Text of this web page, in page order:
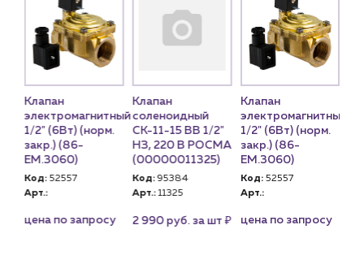
Клапан
электромагнитный
1/2" (6Вт) (норм.
закр.) (86-
EM.3060)
Код: 52557
Арт.:
цена по запросу
Клапан
соленоидный
СК-11-15 ВВ 1/2"
НЗ, 220 В РОСМА
(00000011325)
Код: 95384
Арт.: 11325
2 990 руб. за шт₽
Клапан
электромагнитный
1/2" (6Вт) (норм.
закр.) (86-
EM.3060)
Код: 52557
Арт.:
цена по запросу